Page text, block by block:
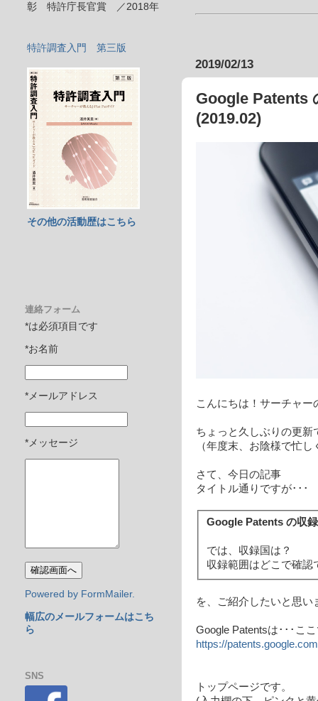
2019/02/13
Google Patents
(2019.02)
こんにちは！サーチャー
ちょっと久しぶりの更新
（年度末、お陰様で忙
さて、今日の記事
タイトル通りですが･･･
Google Patents の収
では、収録国は？
収録範囲はどこで確認
を、ご紹介したいと思い
Google Patentsは･･･こ
https://
トップページです。
彰 特許庁長官賞 ／2018年
特許調査入門 第三版
その他の活動歴はこちら
連絡フォーム
*は必須項目です
*お名前
*メールアドレス
*メッセージ
Powered by FormMailer.
幅広のメールフォームはこち
ら
SNS